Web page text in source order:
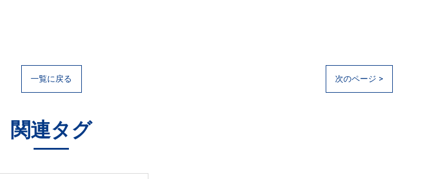
一覧に戻る 次のページ >
関連タグ